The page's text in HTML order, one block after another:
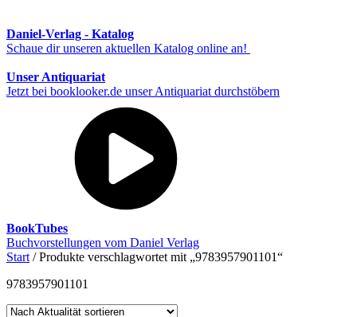
Daniel-Verlag - Katalog
Schaue dir unseren aktuellen Katalog online an!
Unser Antiquariat
Jetzt bei booklooker.de unser Antiquariat durchstöbern
BookTubes
Buchvorstellungen vom Daniel Verlag
Start / Produkte verschlagwortet mit „9783957901101“
9783957901101